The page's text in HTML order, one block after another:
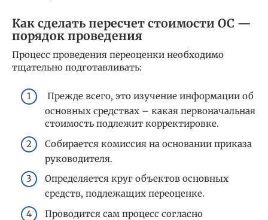
Как сделать пересчет стоимости ОС —
порядок проведения
Процесс проведения переоценки необходимо
тщательно подготавливать:
Прежде всего, это изучение информации об
основных средствах – какая первоначальная
стоимость подлежит корректировке.
Собирается комиссия на основании приказа
руководителя.
Определяется круг объектов основных
средств, подлежащих переоценке.
Проводится сам процесс согласно